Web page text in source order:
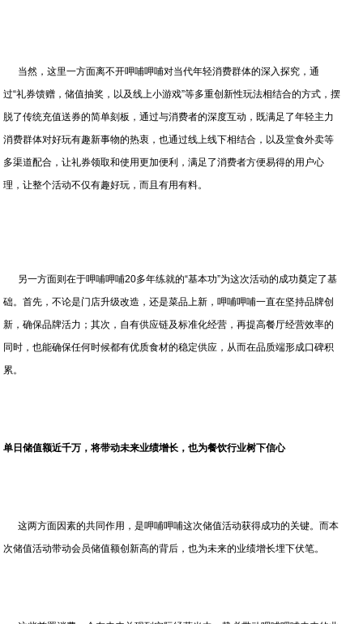
当然，这里一方面离不开呷哺呷哺对当代年轻消费群体的深入探究，通
过“礼券馈赠，储值抽奖，以及线上小游戏”等多重创新性玩法相结合的方式，摆
脱了传统充值送券的简单刻板，通过与消费者的深度互动，既满足了年轻主力
消费群体对好玩有趣新事物的热衷，也通过线上线下相结合，以及堂食外卖等
多渠道配合，让礼券领取和使用更加便利，满足了消费者方便易得的用户心
理，让整个活动不仅有趣好玩，而且有用有料。
另一方面则在于呷哺呷哺20多年练就的“基本功”为这次活动的成功奠定了基
础。首先，不论是门店升级改造，还是菜品上新，呷哺呷哺一直在坚持品牌创
新，确保品牌活力；其次，自有供应链及标准化经营，再提高餐厅经营效率的
同时，也能确保任何时候都有优质食材的稳定供应，从而在品质端形成口碑积
累。
单日储值额近千万 ，将带动未来业绩增长，也为餐饮行业树下信心
这两方面因素的共同作用，是呷哺呷哺这次储值活动获得成功的关键。而本
次储值活动带动会员储值额创新高的背后，也为未来的业绩增长埋下伏笔。